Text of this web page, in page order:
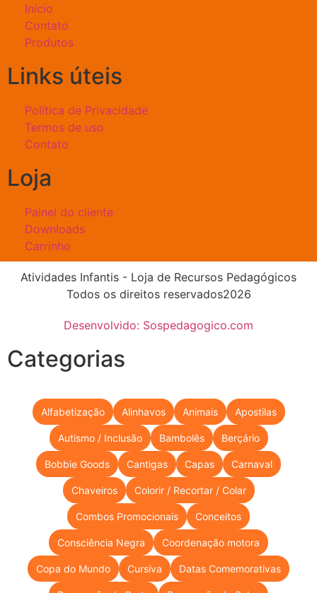
Início
Contato
Produtos
Links úteis
Política de Privacidade
Termos de uso
Contato
Loja
Painel do cliente
Downloads
Carrinho
Atividades Infantis - Loja de Recursos Pedagógicos
Todos os direitos reservados2026
Desenvolvido: Sospedagogico.com
Categorias
Alfabetização Alinhavos Animais Apostilas
Autismo / Inclusão Bambolês Berçário
Bobbie Goods Cantigas Capas Carnaval
Chaveiros Colorir / Recortar / Colar
Combos Promocionais Conceitos
Consciência Negra Coordenação motora
Copa do Mundo Cursiva Datas Comemorativas